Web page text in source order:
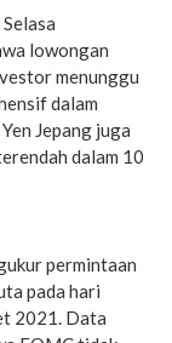
lowongan
menunggu
dalam
Jepang juga
dalam 10
permintaan
pada hari
2021. Data